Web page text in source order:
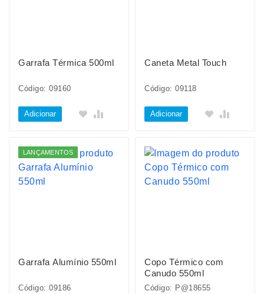
Garrafa Térmica 500ml
Código: 09160
Adicionar
Caneta Metal Touch
Código: 09118
Adicionar
LANÇAMENTOS
Garrafa Alumínio 550ml
Código: 09186
Copo Térmico com
Canudo 550ml
Código: P@18655